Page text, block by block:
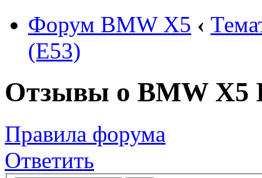
Форум BMW X5 ‹
(E53)
Отзывы о BMW X5
Правила форума
Ответить